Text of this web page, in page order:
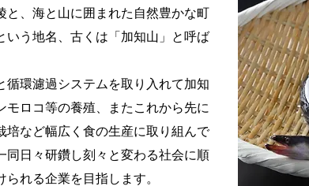
、海と山に囲まれた自然豊かな町
いう地名、古くは「加知山」と呼ば
循環濾過システムを取り入れて加知
モロコ等の養殖、またこれから先に
培など幅広く食の生産に取り組んで
同日々研鑽し刻々と変わる社会に順
れる企業を目指します。